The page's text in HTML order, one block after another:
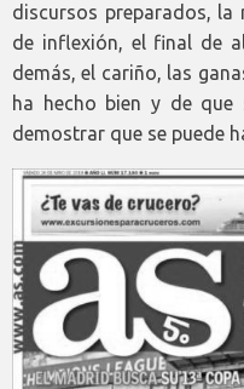
discursos preparados,
de inflexión, el final de
demás, el cariño, las
ha hecho bien y de
demostrar que se puede